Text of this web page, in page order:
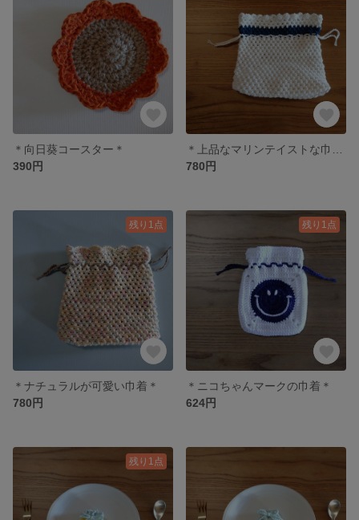
＊向日葵コースター＊
390円
780円
残り1点
＊ナチュラルが可愛い巾着＊
780円
残り1点
＊ニコちゃんマークの巾着＊
624円
残り1点